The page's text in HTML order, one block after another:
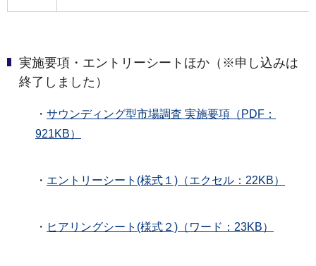
実施要項・エントリーシートほか（※申し込みは
終了しました）
・ サウンディング型市場調査 実施要項（PDF：
921KB）
・ エントリーシート(様式１)（エクセル：22KB）
・ ヒアリングシート(様式２)（ワード：23KB）